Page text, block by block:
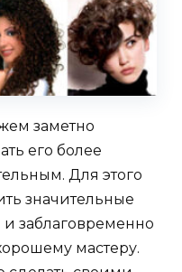
заметно
его более
Для этого
значительные
и заблаговременно
мастеру.